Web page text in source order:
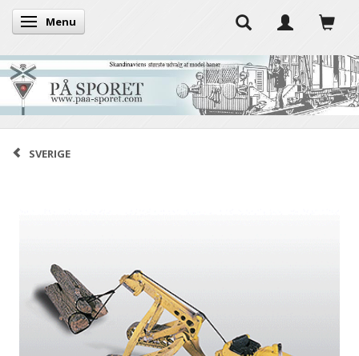
Skifte navigation
Menu
SVERIGE